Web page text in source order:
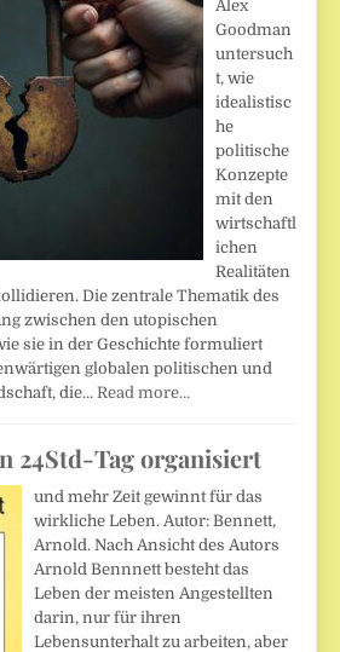
Alex
Goodman
untersuch
t, wie
idealistisc
he
politische
Konzepte
mit den
wirtschaftl
ichen
Realitäten
Die zentrale Thematik des
zwischen den utopischen
sie in der Geschichte formuliert
globalen politischen und
die… Read more…
24Std-Tag organisiert
und mehr Zeit gewinnt für das
wirkliche Leben. Autor: Bennett,
Arnold. Nach Ansicht des Autors
Arnold Bennnett besteht das
Leben der meisten Angestellten
darin, nur für ihren
Lebensunterhalt zu arbeiten, aber